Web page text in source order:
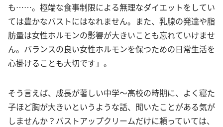
も……。極端な食事制限による無理なダイエットをしてい
ては豊かなバストにはなれません。また、乳腺の発達や脂
肪量は女性ホルモンの影響が大きいことも忘れていけませ
ん。バランスの良い女性ホルモンを保つための日常生活を
心掛けることも大切です」。
そう言えば、成長が著しい中学〜高校の時期に、よく寝た
子ほど胸が大きいというような話、聞いたことがある気が
しませんか？バストアップクリームだけに頼っていては、